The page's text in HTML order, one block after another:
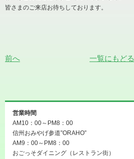
皆さまのご来店お待ちしております。
前へ 一覧にもどる
営業時間
AM10：00～PM8：00
信州おみやげ参道”ORAHO”
AM9：00～PM8：00
おごっそダイニング（レストラン街）